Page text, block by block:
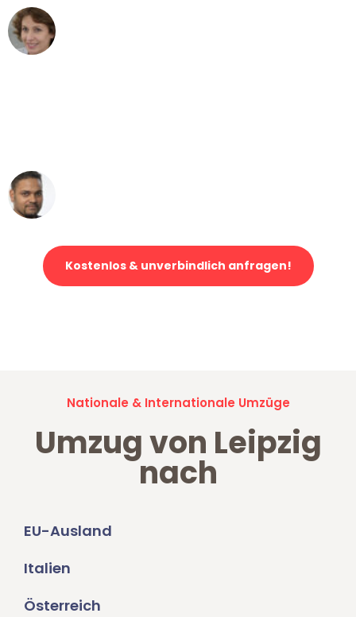
Kostenlos & unverbindlich anfragen!
Nationale & Internationale Umzüge
Umzug von Leipzig
nach
EU-Ausland
Italien
Österreich